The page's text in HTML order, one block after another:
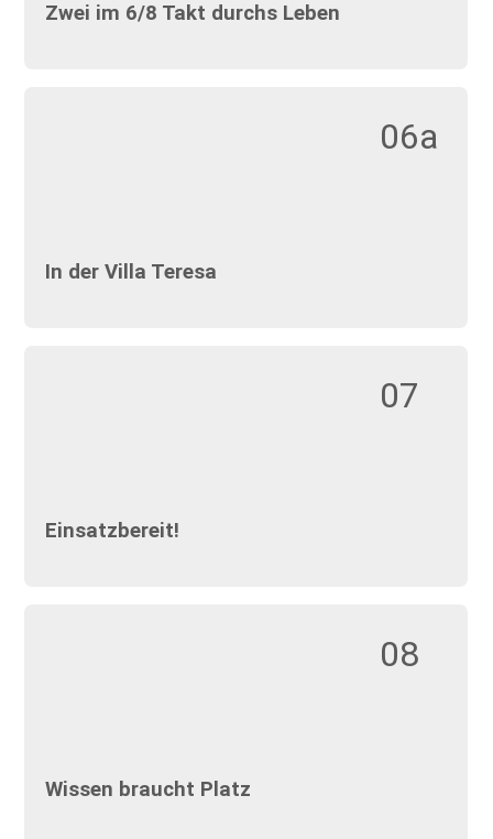
Zwei im 6/8 Takt durchs Leben
06a
In der Villa Teresa
07
Einsatzbereit!
08
Wissen braucht Platz